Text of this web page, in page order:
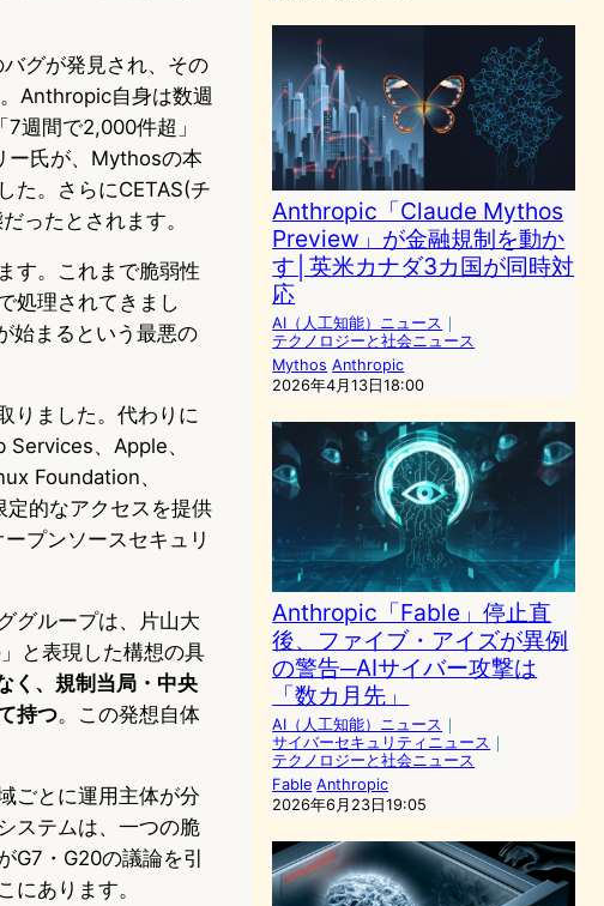
グが発見され、その
Anthropic自身は数週
週間で2,000件超」
ー氏が、Mythosの本
た。さらにCETAS(チ
ったとされます。
す。これまで脆弱性
処理されてきまし
始まるという最悪の
りました。代わりに
、Apple、
Foundation、
的なアクセスを提供
プンソースセキュリ
グループは、片山大
と表現した構想の具
く、規制当局・中央
持つ。この発想自体
ごとに運用主体が分
ステムは、一つの脆
G7・G20の議論を引
にあります。
Anthropic「Claude Mythos
Preview」が金融規制を動か
す│英米カナダ3カ国が同時対
応
AI（人工知能）ニュース ｜
テクノロジーと社会ニュース
Mythos Anthropic
2026年4月13日18:00
Anthropic「Fable」停止直
後、ファイブ・アイズが異例
の警告─AIサイバー攻撃は
「数カ月先」
AI（人工知能）ニュース ｜
サイバーセキュリティニュース ｜
テクノロジーと社会ニュース
Fable Anthropic
2026年6月23日19:05